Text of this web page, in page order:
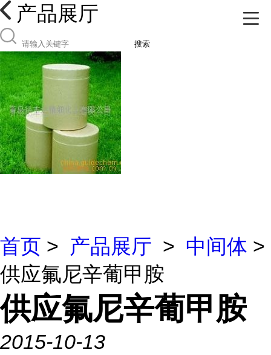
产品展厅
搜索
首页 > 产品展厅 > 中间体 >
供应氟尼辛葡甲胺
供应氟尼辛葡甲胺
2015-10-13